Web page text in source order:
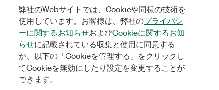
高調波電圧
供給電圧の主電源信号電圧
高速電圧変化 (RVC)
上向き偏差と下向き偏差パラメータの計測
以下の解析機能は、EN 50160:2007規格に準拠しています。
弊社のWebサイトでは、Cookieや同様の技術を
使用しています。お客様は、弊社のプライバシ
ーに関するお知らせおよびCookieに関するお知
らせに記載されている収集と使用に同意する
か、以下の「Cookieを管理する」をクリックし
てCookieを無効にしたり設定を変更することが
できます。